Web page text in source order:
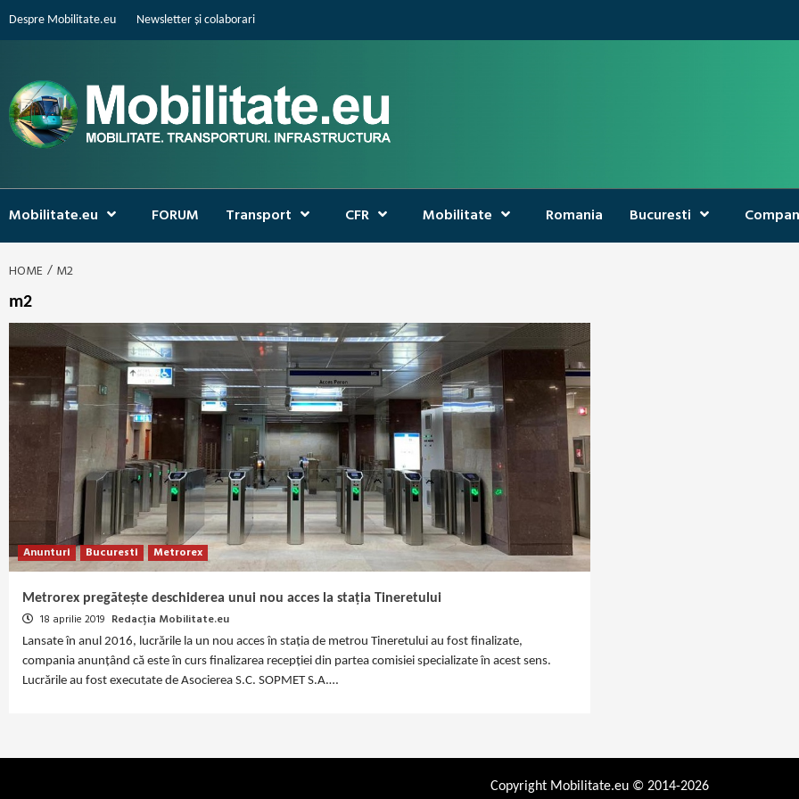
Despre Mobilitate.eu Newsletter și colaborari
Mobilitate.eu FORUM Transport CFR Mobilitate Romania Bucuresti
HOME M2
m2
Anunturi Bucuresti Metrorex
Metrorex pregătește deschiderea unui nou acces la stația Tineretului
18 aprilie 2019 Redacția Mobilitate.eu
Lansate în anul 2016, lucrările la un nou acces în stația de metrou Tineretului au fost finalizate,
compania anunțând că este în curs finalizarea recepției din partea comisiei specializate în acest sens.
Lucrările au fost executate de Asocierea S.C. SOPMET S.A.…
Copyright Mobilitate.eu © 2014-2026